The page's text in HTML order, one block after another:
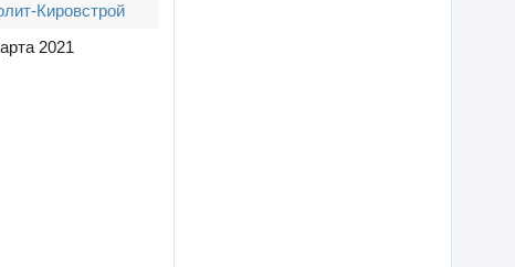
Кировстрой
2021